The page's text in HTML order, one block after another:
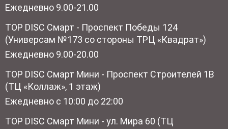
Ежедневно 9.00-21.00
TOP DISC Смарт - Проспект Победы 124
(Универсам №173 со стороны ТРЦ «Квадрат»)
Ежедневно 9.00-20.00
TOP DISC Смарт Мини - Проспект Строителей 1В
(ТЦ «Коллаж», 1 этаж)
Ежедневно с 10:00 до 22:00
TOP DISC Смарт Мини - ул. Мира 60 (ТЦ